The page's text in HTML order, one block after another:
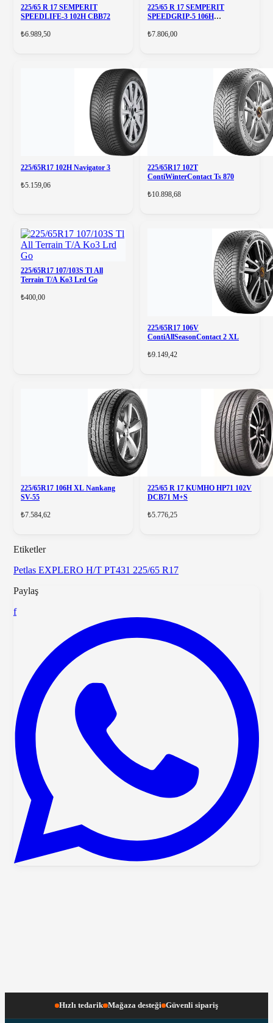
225/65 R 17 SEMPERIT
SPEEDLIFE-3 102H CBB72
₺6.989,50
225/65 R 17 SEMPERIT
SPEEDGRIP-5 106H
₺7.806,00
225/65R17 102H Navigator 3
₺5.159,06
225/65R17 102T
ContiWinterContact Ts 870
₺10.898,68
225/65R17 107/103S Tl All
Terrain T/A Ko3 Lrd Go
₺400,00
225/65R17 106V
ContiAllSeasonContact 2 XL
₺9.149,42
225/65R17 106H XL Nankang
SV-55
₺7.584,62
225/65 R 17 KUMHO HP71 102V
DCB71 M+S
₺5.776,25
Etiketler
Petlas EXPLERO H/T PT431 225/65 R17
Paylaş
f
Hızlı tedarik Mağaza desteği Güvenli sipariş